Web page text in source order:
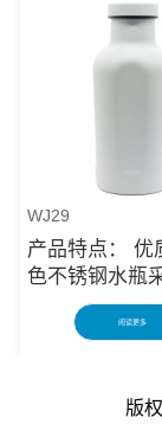
可防止意外跌
造成破损。长
有很大帮助，
钢水瓶、通勤
是只想可持续
分，黑色不锈
有适合您的不
瓶！ 安全便捷
不锈钢水瓶由
制成，适用于
水瓶足够大，
WJ29
产品特点： 优
色不锈钢水瓶
防锈不锈钢制
期使用的可靠
可防止意外跌
阅读更多
版